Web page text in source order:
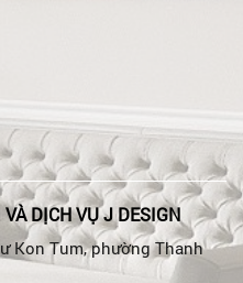
DỊCH VỤ J DESIGN
Kon Tum, phường Thanh